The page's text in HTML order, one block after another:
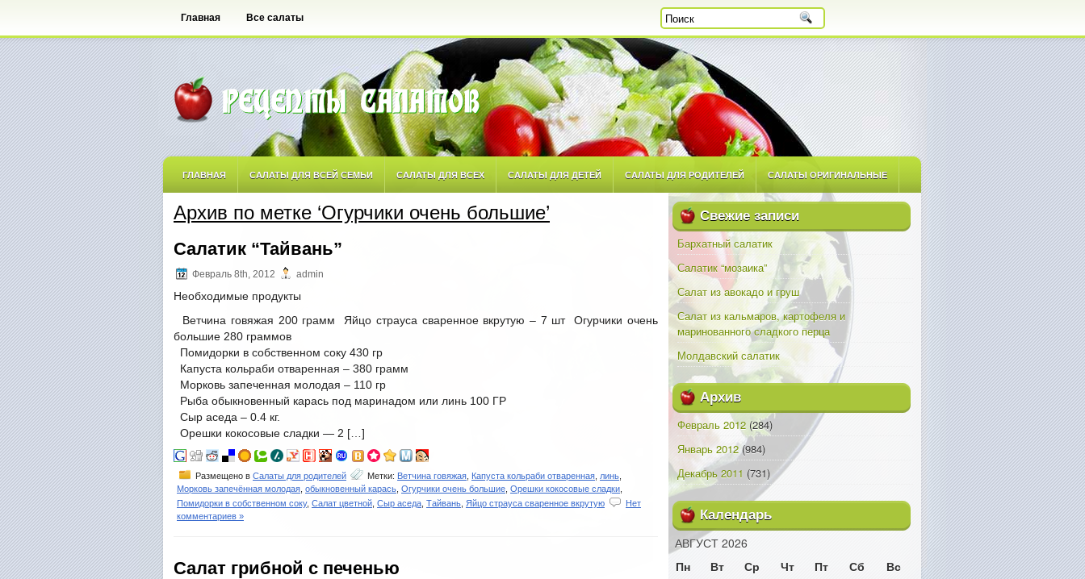
Главная Все салаты
ГЛАВНАЯ САЛАТЫ ДЛЯ ВСЕЙ СЕМЬИ САЛАТЫ ДЛЯ ВСЕХ САЛАТЫ ДЛЯ ДЕТЕЙ САЛАТЫ ДЛЯ РОДИТЕЛЕЙ САЛАТЫ ОРИГИНАЛЬНЫЕ
САЛАТЫ ОСТРЫЕ САЛАТЫ ПО АВТОРСКИМ РЕЦЕПТАМ САЛАТЫ ПОВСЕДНЕВНЫЕ САЛАТЫ ПРАЗДНИЧНЫЕ САЛАТЫ С ПРИПРАВАМИ
САЛАТЫ С ФРУКТАМИ
Архив по метке ‘Огурчики очень большие’
Салатик “Тайвань”
Февраль 8th, 2012 admin
Необходимые продукты
Ветчина говяжая 200 грамм Яйцо страуса сваренное вкрутую – 7 шт Огурчики очень
большие 280 граммов
Помидорки в собственном соку 430 гр
Капуста кольраби отваренная – 380 грамм
Морковь запеченная молодая – 110 гр
Рыба обыкновенный карась под маринадом или линь 100 ГР
Сыр аседа – 0.4 кг.
Орешки кокосовые сладки — 2 […]
Размещено в Салаты для родителей Метки: Ветчина говяжая Капуста кольраби отваренная линь
Морковь запечённая молодая обыкновенный карась Огурчики очень большие Орешки кокосовые сладки
Помидорки в собственном соку, Салат цветной Сыр аседа Тайвань Яйцо страуса сваренное вкрутую
Нет
комментариев »
Салат грибной с печенью
Свежие записи
Бархатный салатик
Салатик “мозаика”
Салат из авокадо и груш
Салат из кальмаров, картофеля и
маринованного сладкого перца
Молдавский салатик
Архив
Февраль 2012 (284)
Январь 2012(984)
Декабрь 2011 (731)
Календарь
АВГУСТ 2026
Пн
Вт Ср Чт Пт Сб Вс